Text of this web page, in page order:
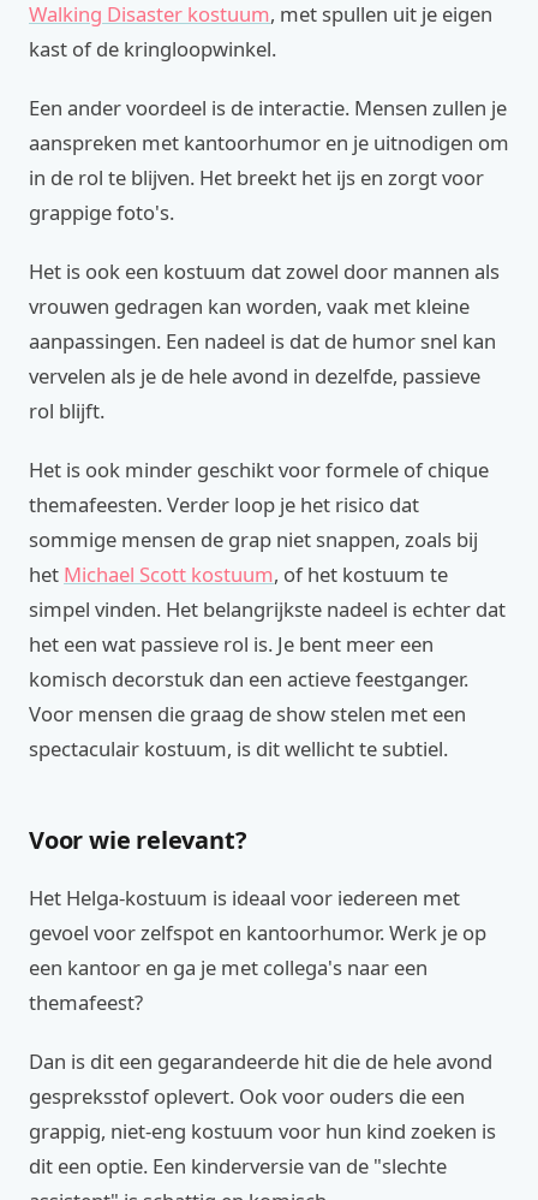
Walking Disaster kostuum, met spullen uit je eigen
kast of de kringloopwinkel.
Een ander voordeel is de interactie. Mensen zullen je
aanspreken met kantoorhumor en je uitnodigen om
in de rol te blijven. Het breekt het ijs en zorgt voor
grappige foto's.
Het is ook een kostuum dat zowel door mannen als
vrouwen gedragen kan worden, vaak met kleine
aanpassingen. Een nadeel is dat de humor snel kan
vervelen als je de hele avond in dezelfde, passieve
rol blijft.
Het is ook minder geschikt voor formele of chique
themafeesten. Verder loop je het risico dat
sommige mensen de grap niet snappen, zoals bij
het Michael Scott kostuum, of het kostuum te
simpel vinden. Het belangrijkste nadeel is echter dat
het een wat passieve rol is. Je bent meer een
komisch decorstuk dan een actieve feestganger.
Voor mensen die graag de show stelen met een
spectaculair kostuum, is dit wellicht te subtiel.
Voor wie relevant?
Het Helga-kostuum is ideaal voor iedereen met
gevoel voor zelfspot en kantoorhumor. Werk je op
een kantoor en ga je met collega's naar een
themafeest?
Dan is dit een gegarandeerde hit die de hele avond
gespreksstof oplevert. Ook voor ouders die een
grappig, niet-eng kostuum voor hun kind zoeken is
dit een optie. Een kinderversie van de "slechte